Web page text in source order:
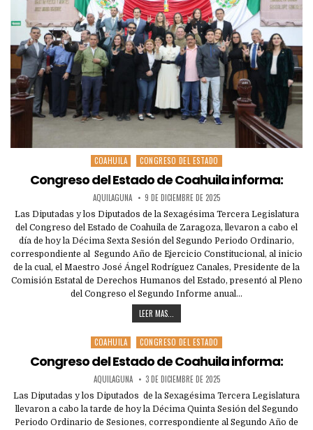
Posted
in
COAHUILA CONGRESO DEL ESTADO
Congreso del Estado de Coahuila informa:
AQUILAGUNA 9 DE DICIEMBRE DE 2025
Las Diputadas y los Diputados de la Sexagésima Tercera Legislatura
del Congreso del Estado de Coahuila de Zaragoza, llevaron a cabo el
día de hoy la Décima Sexta Sesión del Segundo Periodo Ordinario,
correspondiente al Segundo Año de Ejercicio Constitucional, al inicio
de la cual, el Maestro José Ángel Rodríguez Canales, Presidente de la
Comisión Estatal de Derechos Humanos del Estado, presentó al Pleno
del Congreso el Segundo Informe anual…
LEER MAS...
Posted
in
COAHUILA CONGRESO DEL ESTADO
Congreso del Estado de Coahuila informa:
AQUILAGUNA 3 DE DICIEMBRE DE 2025
Las Diputadas y los Diputados de la Sexagésima Tercera Legislatura
llevaron a cabo la tarde de hoy la Décima Quinta Sesión del Segundo
Periodo Ordinario de Sesiones, correspondiente al Segundo Año de